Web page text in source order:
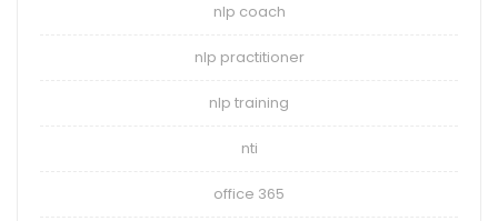
nlp coach
nlp practitioner
nlp training
nti
office 365